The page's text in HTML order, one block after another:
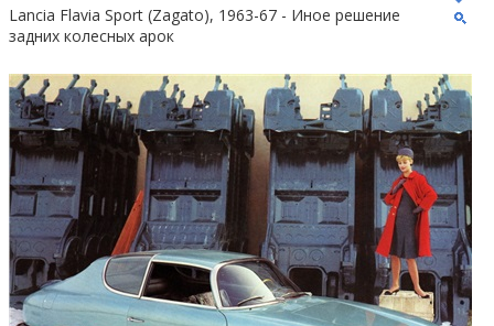
Lancia Flavia Sport (Zagato), 1963-67 - Иное решение
задних колесных арок